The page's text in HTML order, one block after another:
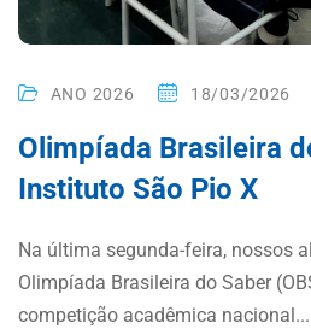
ANO 2026 18/03/2026
Olimpíada Brasileira
Instituto São Pio X
Na última segunda-feira, nossos
Olimpíada Brasileira do Saber
competição acadêmica nacional...